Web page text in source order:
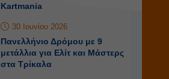
Kartmania
30 Ιουνίου 2026
Πανελλήνιο Δρόμου με 9
μετάλλια για Ελίτ και Μάστερς
στα Τρίκαλα